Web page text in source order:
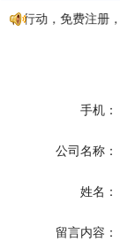
行动，免费注册，
手机：
公司名称：
姓名：
留言内容：